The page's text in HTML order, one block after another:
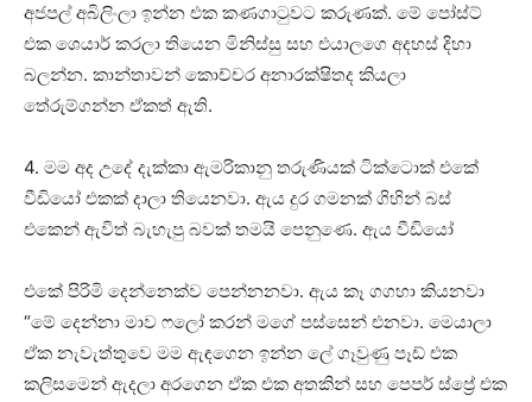
අජපල් අබිලිංලා ඉන්න එක කණගාටුවට කරුණක්. මේ පෝස්ට්
එක ශෙයාර් කරලා තියෙන මිනිස්සු සහ එයාලගෙ අදහස් දිහා
බලන්න. කාන්තාවන් කොච්චර අනාරක්ෂිතද කියලා
තේරුම්ගන්න ඒකත් ඇති.
4. මම අද උදේ දැක්කා ඇමරිකානු තරුණියක් ටික්ටොක් එකේ
වීඩියෝ එකක් දාලා තියෙනවා. ඇය දුර ගමනක් ගිහින් බස්
එකෙන් ඇවිත් බැහැපු බවක් තමයි පෙනුණෙ. ඇය වීඩියෝ
එකේ පිරිමි දෙන්නෙක්ව පෙන්නනවා. ඇය කෑ ගගහා කියනවා
“මේ දෙන්නා මාව ෆලෝ කරන් මගේ පස්සෙන් එනවා. මෙයාලා
ඒක නැවැත්තුවෙ මම ඇඳගෙන ඉන්න ලේ ගෑවුණු පෑඩ් එක
කලිසමෙන් ඇදලා අරගෙන ඒක එක අතකින් සහ පෙපර් ස්ප්‍රේ එක